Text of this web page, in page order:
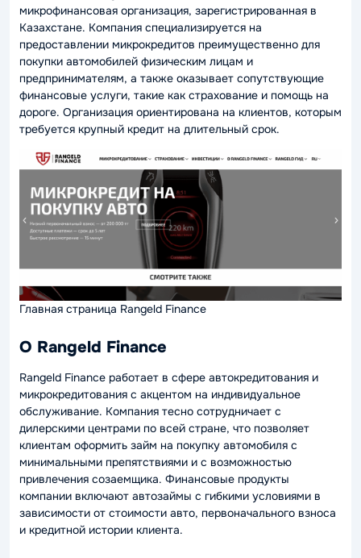
микрофинансовая организация, зарегистрированная в
Казахстане. Компания специализируется на
предоставлении микрокредитов преимущественно для
покупки автомобилей физическим лицам и
предпринимателям, а также оказывает сопутствующие
финансовые услуги, такие как страхование и помощь на
дороге. Организация ориентирована на клиентов, которым
требуется крупный кредит на длительный срок.
Главная страница Rangeld Finance
О Rangeld Finance
Rangeld Finance работает в сфере автокредитования и
микрокредитования с акцентом на индивидуальное
обслуживание. Компания тесно сотрудничает с
дилерскими центрами по всей стране, что позволяет
клиентам оформить займ на покупку автомобиля с
минимальными препятствиями и с возможностью
привлечения созаемщика. Финансовые продукты
компании включают автозаймы с гибкими условиями в
зависимости от стоимости авто, первоначального взноса
и кредитной истории клиента.